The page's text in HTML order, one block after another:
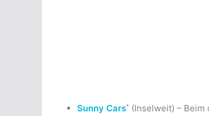
Sunny Cars* (Inselweit) –